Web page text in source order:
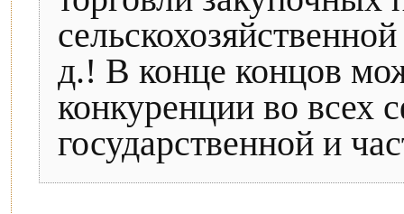
д.! В конце концов
конкуренции во всех
государственной и